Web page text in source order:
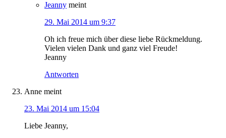
Jeanny meint
29. Mai 2014 um 9:37
Oh ich freue mich über diese liebe Rückmeldung.
Vielen vielen Dank und ganz viel Freude!
Jeanny
Antworten
Anne meint
23. Mai 2014 um 15:04
Liebe Jeanny,